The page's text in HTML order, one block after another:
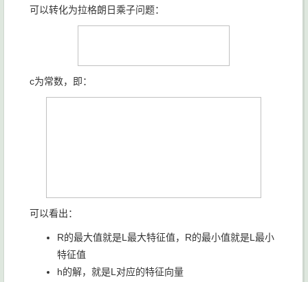
可以转化为拉格朗日乘子问题：
c为常数，即：
可以看出：
R的最大值就是L最大特征值，R的最小值就是L最小
特征值
h的解，就是L对应的特征向量